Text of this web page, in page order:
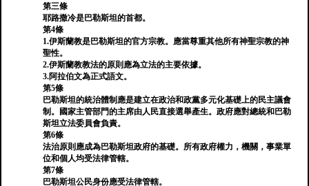
第三條
耶路撒冷是巴勒斯坦的首都。
第4條
1.伊斯蘭教是巴勒斯坦的官方宗教。應當尊重其他所有神聖宗教的神
聖性。
2.伊斯蘭教教法的原則應為立法的主要依據。
3.阿拉伯文為正式語文。
第5條
巴勒斯坦的統治體制應是建立在政治和政黨多元化基礎上的民主議會
制。國家主管部門的主席由人民直接選舉產生。政府應對總統和巴勒
斯坦立法委員會負責。
第6條
法治原則應成為巴勒斯坦政府的基礎。所有政府權力，機關，事業單
位和個人均受法律管轄。
第7條
巴勒斯坦公民身份應受法律管轄。